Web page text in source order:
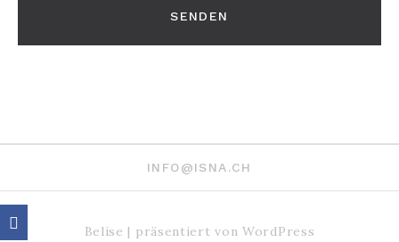
Belise | präsentiert vonWordPress
INFO@ISNA.CH